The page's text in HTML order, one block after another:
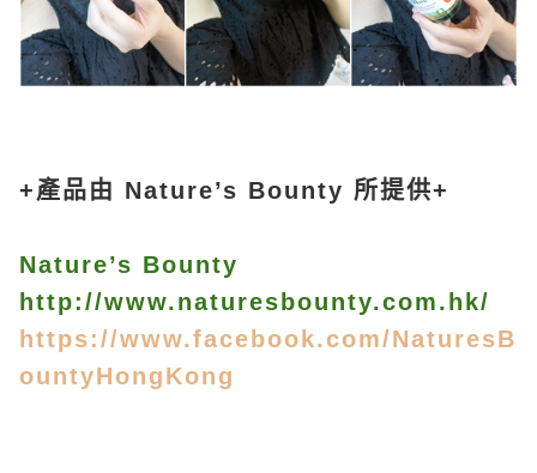
+產品由 Nature’s Bounty 所提供+
Nature’s Bounty
http://www.naturesbounty.com.hk/
https://www.facebook.com/NaturesB
ountyHongKong